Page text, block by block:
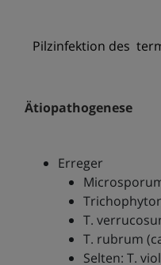
Pilzinfektion des
Ätiopathogenese
Erreger
T.
T. rubrum
Selten: T.